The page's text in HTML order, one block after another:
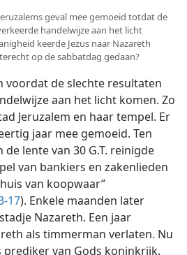
geval mee gemoeid totdat de
handelwijze aan het licht
keerde Jezus naar Nazareth
op de sabbatdag gedaan?
voordat de slechte resultaten
aan het licht komen. Zo
Jeruzalem en haar tempel. Er
jaar mee gemoeid. Ten
lente van 30 G.T. reinigde
van bankiers en zakenlieden
van koopwaar”
17). Enkele maanden later
Nazareth. Een jaar
als timmerman verlaten. Nu
van Gods koninkrijk.